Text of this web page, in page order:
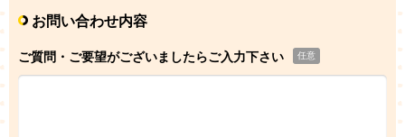
お問い合わせ内容
ご質問・ご要望がございましたらご入力下さい 任意